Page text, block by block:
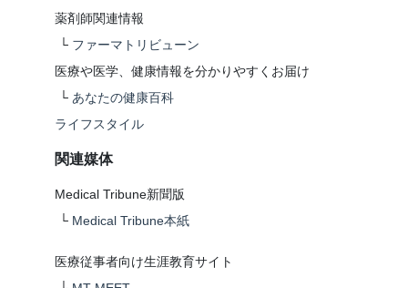
薬剤師関連情報
└ ファーマトリビューン
医療や医学、健康情報を分かりやすくお届け
└ あなたの健康百科
ライフスタイル
関連媒体
Medical Tribune新聞版
└ Medical Tribune本紙
医療従事者向け生涯教育サイト